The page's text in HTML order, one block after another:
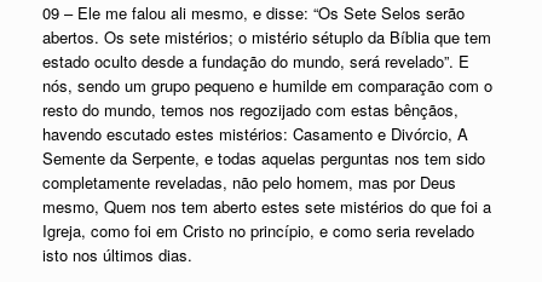
09 – Ele me falou ali mesmo, e disse: “Os Sete Selos serão
abertos. Os sete mistérios; o mistério sétuplo da Bíblia que tem
estado oculto desde a fundação do mundo, será revelado”. E
nós, sendo um grupo pequeno e humilde em comparação com o
resto do mundo, temos nos regozijado com estas bênçãos,
havendo escutado estes mistérios: Casamento e Divórcio, A
Semente da Serpente, e todas aquelas perguntas nos tem sido
completamente reveladas, não pelo homem, mas por Deus
mesmo, Quem nos tem aberto estes sete mistérios do que foi a
Igreja, como foi em Cristo no princípio, e como seria revelado
isto nos últimos dias.